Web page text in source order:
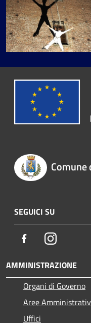
Comune
SEGUICI SU
FacebookInstagram
AMMINISTRAZIONE
Organi di Governo
Aree
Uffici